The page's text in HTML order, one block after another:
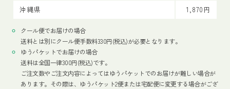
沖縄県
1,870円
クール便でお届けの場合
送料とは別にクール便手数料330円(税込)が必要となります。
ゆうパケットでお届けの場合
送料は全国一律300円(税込)です。
ご注文数やご注文内容によってはゆうパケットでのお届けが難しい場合が
あります。その際は、ゆうパケット2便または宅配便に変更する場合がござ